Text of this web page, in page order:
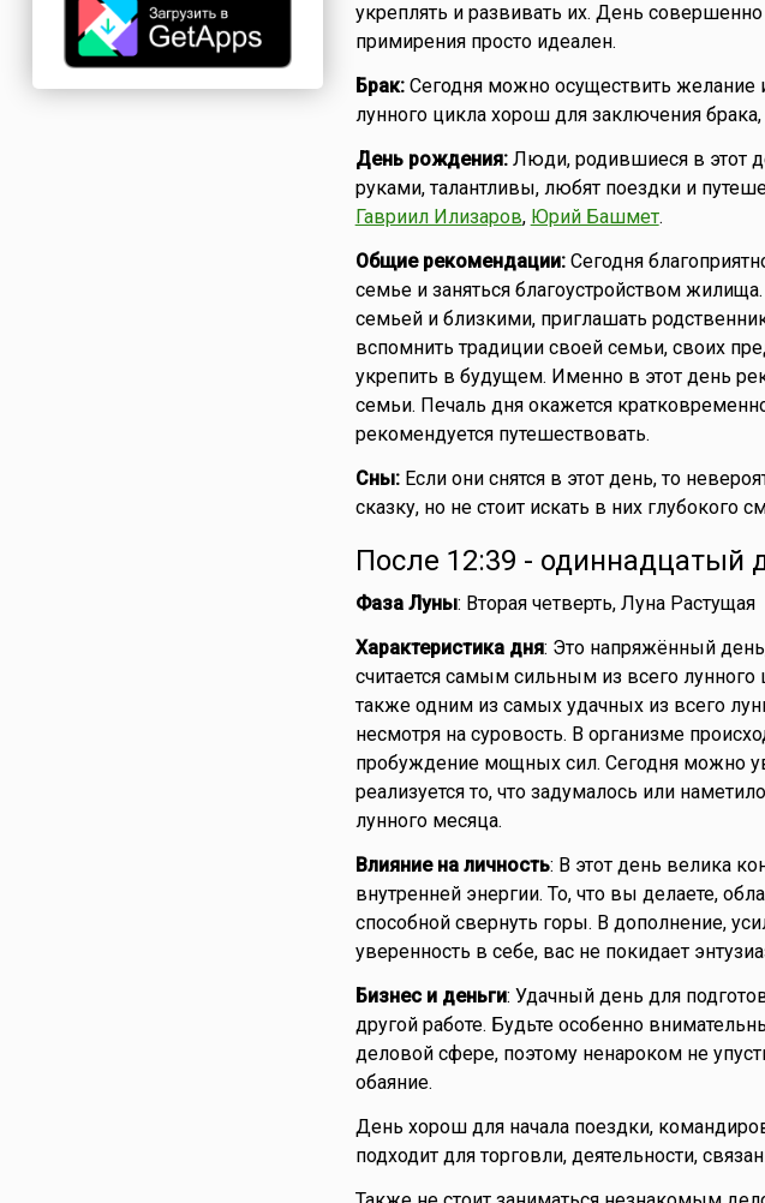
укреплять и развивать их. День
примирения просто идеален.
Брак: Сегодня можно осуществить желание
лунного цикла хорош для заключения брака,
День рождения: Люди, родившиеся в этот
руками, талантливы, любят поездки и
Гавриил Илизаров, Юрий Башмет.
Общие рекомендации: Сегодня
семье и заняться благоустройством
семьей и близкими, приглашать
вспомнить традиции своей семьи, своих
укрепить в будущем. Именно в этот день
семьи. Печаль дня окажется
рекомендуется путешествовать.
Сны: Если они снятся в этот день, то
сказку, но не стоит искать в них глубокого
После 12:39 - одиннадцатый
Фаза Луны: Вторая четверть, Луна Растущая
Характеристика дня: Это напряжённый
считается самым сильным из всего лунного
также одним из самых удачных из всего
несмотря на суровость. В организме
пробуждение мощных сил. Сегодня можно
реализуется то, что задумалось или
лунного месяца.
Влияние на личность: В этот день велика
внутренней энергии. То, что вы делаете,
способной свернуть горы. В дополнение,
уверенность в себе, вас не покидает
Бизнес и деньги: Удачный день для
другой работе. Будьте особенно
деловой сфере, поэтому ненароком не
обаяние.
День хорош для начала поездки,
подходит для торговли, деятельности,